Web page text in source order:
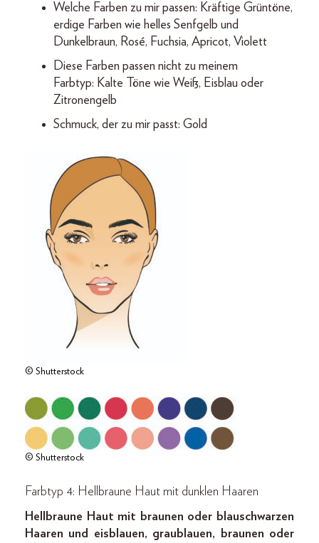
Welche Farben zu mir passen: Kräftige Grüntöne,
erdige Farben wie helles Senfgelb und
Dunkelbraun, Rosé, Fuchsia, Apricot, Violett
Diese Farben passen nicht zu meinem
Farbtyp: Kalte Töne wie Weiß, Eisblau oder
Zitronengelb
Schmuck, der zu mir passt: Gold
© Shutterstock
© Shutterstock
Farbtyp 4: Hellbraune Haut mit dunklen Haaren
Hellbraune Haut mit braunen oder blauschwarzen
Haaren und eisblauen, graublauen, braunen oder